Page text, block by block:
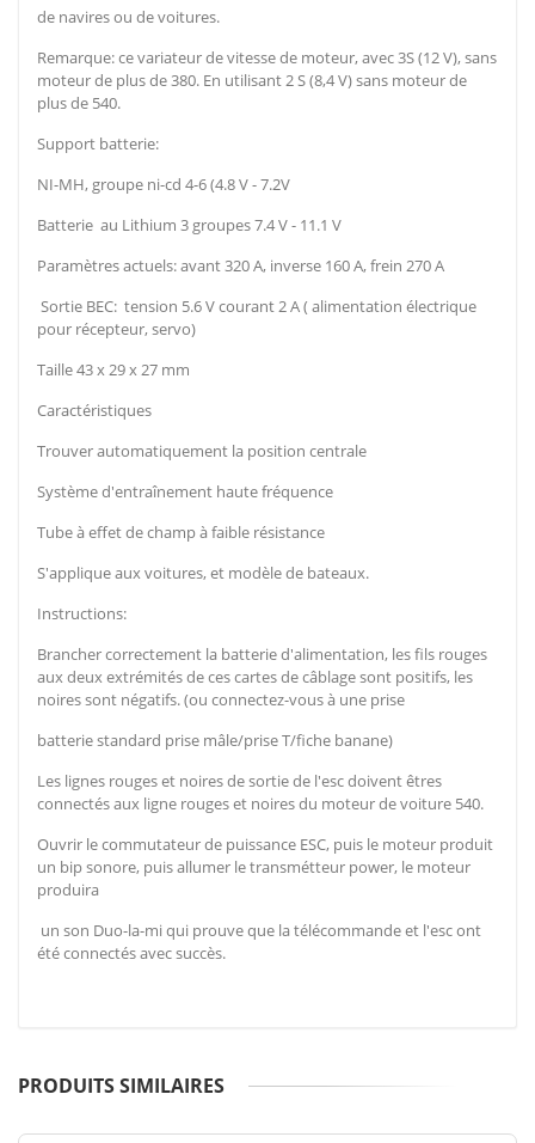
de navires ou de voitures.
Remarque: ce variateur de vitesse de moteur, avec 3S (12 V), sans
moteur de plus de 380. En utilisant 2 S (8,4 V) sans moteur de
plus de 540.
Support batterie:
NI-MH, groupe ni-cd 4-6 (4.8 V - 7.2V
Batterie au Lithium 3 groupes 7.4 V - 11.1 V
Paramètres actuels: avant 320 A, inverse 160 A, frein 270 A
Sortie BEC: tension 5.6 V courant 2 A ( alimentation électrique
pour récepteur, servo)
Taille 43 x 29 x 27 mm
Caractéristiques
Trouver automatiquement la position centrale
Système d'entraînement haute fréquence
Tube à effet de champ à faible résistance
S'applique aux voitures, et modèle de bateaux.
Instructions:
Brancher correctement la batterie d'alimentation, les fils rouges
aux deux extrémités de ces cartes de câblage sont positifs, les
noires sont négatifs. (ou connectez-vous à une prise
batterie standard prise mâle/prise T/fiche banane)
Les lignes rouges et noires de sortie de l'esc doivent êtres
connectés aux ligne rouges et noires du moteur de voiture 540.
Ouvrir le commutateur de puissance ESC, puis le moteur produit
un bip sonore, puis allumer le transmétteur power, le moteur
produira
un son Duo-la-mi qui prouve que la télécommande et l'esc ont
été connectés avec succès.
PRODUITS SIMILAIRES